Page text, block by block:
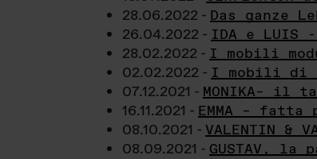
28.06.2022 - Das ganze
26.04.2022 - IDA e LUIS
28.02.2022 - I mobili
02.02.2022 - I mobili di
07.12.2021 - MONIKA– il
16.11.2021 - EMMA –
08.10.2021 - VALENTIN &
08.09.2021 - GUSTAV,